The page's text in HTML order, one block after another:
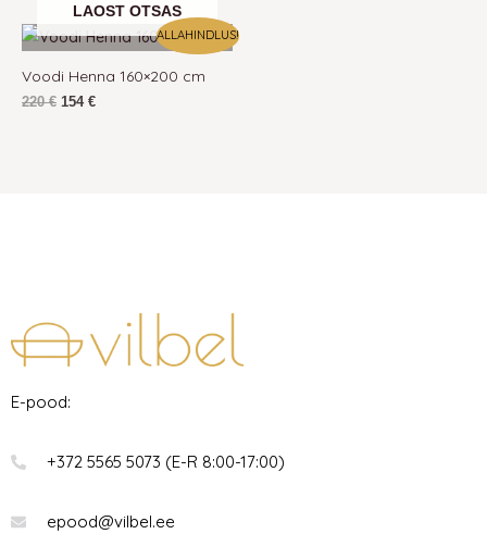
ALLAHINDLUS!
LAOST OTSAS
Voodi Henna 160×200 cm
Algne
hind
220 €.
220€
hind
220 €.
154 €
E-pood:
+372 5565 5073 (E-R 8:00-17:00)
epood@vilbel.ee